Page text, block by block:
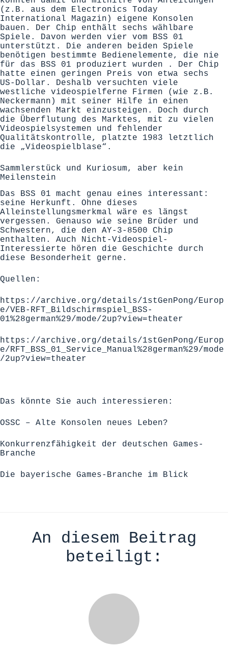
(z.B. aus dem Electronics Today
International Magazin) eigene Konsolen
bauen. Der Chip enthält sechs wählbare
Spiele. Davon werden vier vom BSS 01
unterstützt. Die anderen beiden Spiele
benötigen bestimmte Bedienelemente, die nie
für das BSS 01 produziert wurden . Der Chip
hatte einen geringen Preis von etwa sechs
US-Dollar. Deshalb versuchten viele
westliche videospielferne Firmen (wie z.B.
Neckermann) mit seiner Hilfe in einen
wachsenden Markt einzusteigen. Doch durch
die Überflutung des Marktes, mit zu vielen
Videospielsystemen und fehlender
Qualitätskontrolle, platzte 1983 letztlich
die „Videospielblase“.
Sammlerstück und Kuriosum, aber kein
Meilenstein
Das BSS 01 macht genau eines interessant:
seine Herkunft. Ohne dieses
Alleinstellungsmerkmal wäre es längst
vergessen. Genauso wie seine Brüder und
Schwestern, die den AY-3-8500 Chip
enthalten. Auch Nicht-Videospiel-
Interessierte hören die Geschichte durch
diese Besonderheit gerne.
Quellen:
https://archive.org/details/1stGenPong/Europ
e/VEB-RFT_Bildschirmspiel_BSS-
01%28german%29/mode/2up?view=theater
https://archive.org/details/1stGenPong/Europ
e/RFT_BSS_01_Service_Manual%28german%29/mode
/2up?view=theater
Das könnte Sie auch interessieren:
OSSC – Alte Konsolen neues Leben?
Konkurrenzfähigkeit der deutschen Games-
Branche
Die bayerische Games-Branche im Blick
An diesem Beitrag
beteiligt: